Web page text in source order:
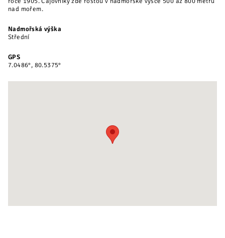
nad mořem.
Nadmořská výška
Střední
GPS
7.0486°, 80.5375°